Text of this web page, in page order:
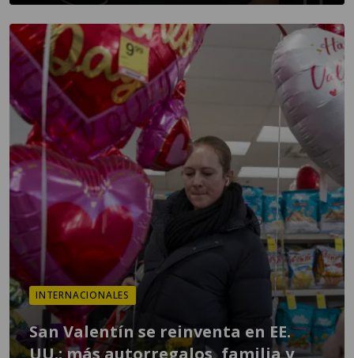
INTERNACIONALES
San Valentín se reinventa en EE.
UU.: más autorregalos, familia y